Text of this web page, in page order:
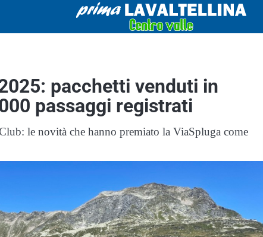
pacchetti venduti in
passaggi registrati
le novità che hanno premiato la ViaSpluga come